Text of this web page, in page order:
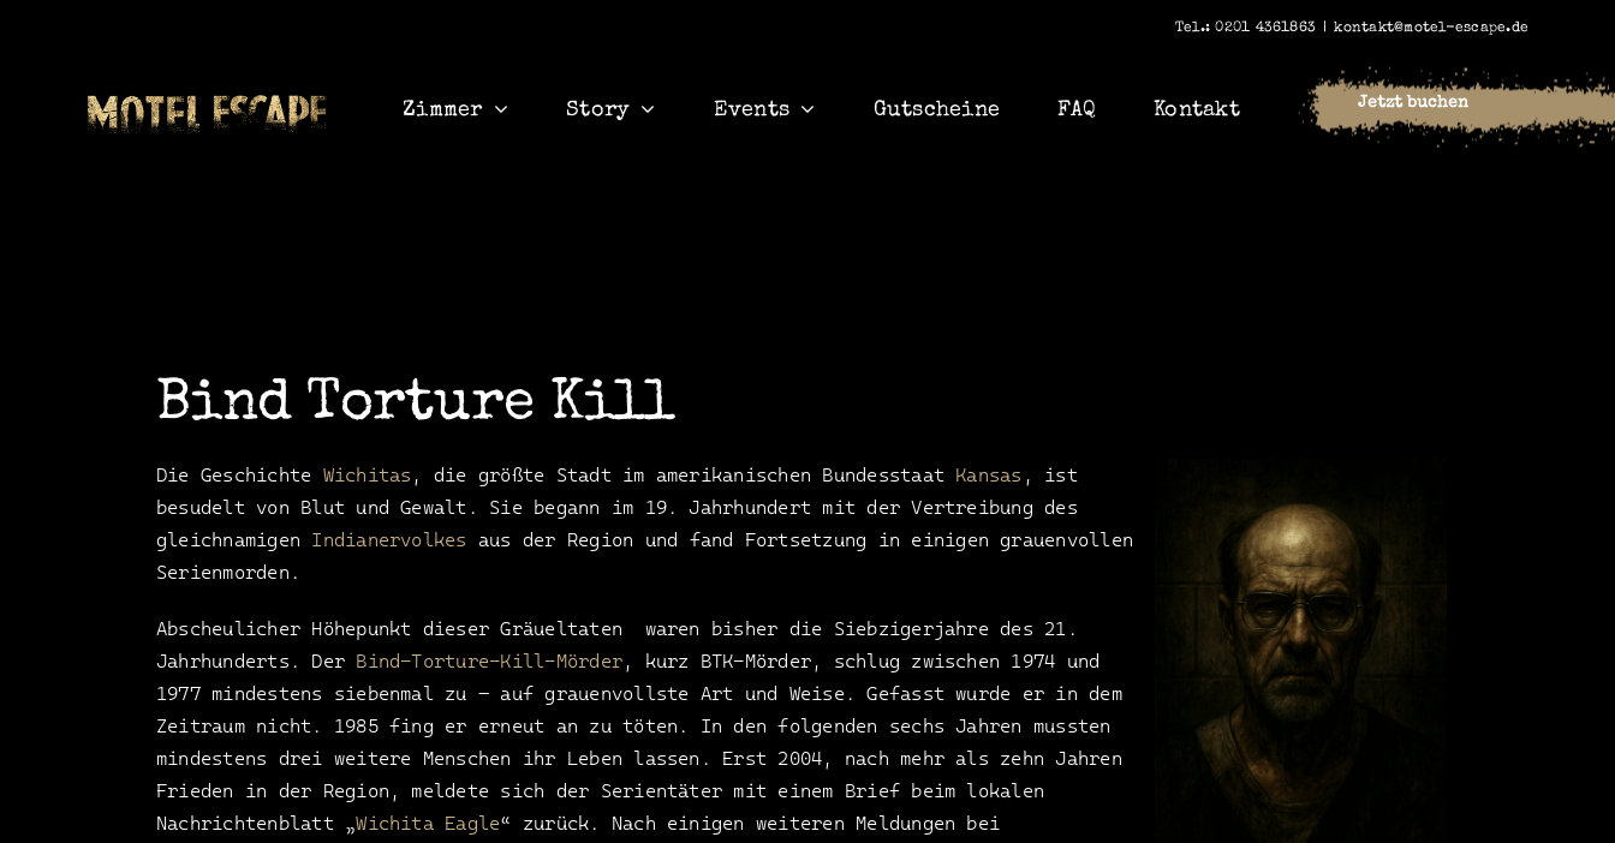
Tel.: 0201 4361863 | kontakt@motel-escape.de
Zimmer Story Events Gutscheine FAQ Kontakt Jetzt buchen
Bind Torture Kill
Die Geschichte Wichitas , die größte Stadt im amerikanischen Bundesstaat Kansas , ist
besudelt von Blut und Gewalt. Sie begann im 19. Jahrhundert mit der Vertreibung des
gleichnamigen Indianervolkes aus der Region und fand Fortsetzung in einigen grauenvollen
Serienmorden.
Abscheulicher Höhepunkt dieser Gräueltaten waren bisher die Siebzigerjahre des 21.
Jahrhunderts. Der Bind-Torture-Kill-Mörder , kurz BTK-Mörder, schlug zwischen 1974 und
1977 mindestens siebenmal zu – auf grauenvollste Art und Weise. Gefasst wurde er in dem
Zeitraum nicht. 1985 fing er erneut an zu töten. In den folgenden sechs Jahren mussten
mindestens drei weitere Menschen ihr Leben lassen. Erst 2004, nach mehr als zehn Jahren
Frieden in der Region, meldete sich der Serientäter mit einem Brief beim lokalen
Nachrichtenblatt „Wichita Eagle“ zurück. Nach einigen weiteren Meldungen bei